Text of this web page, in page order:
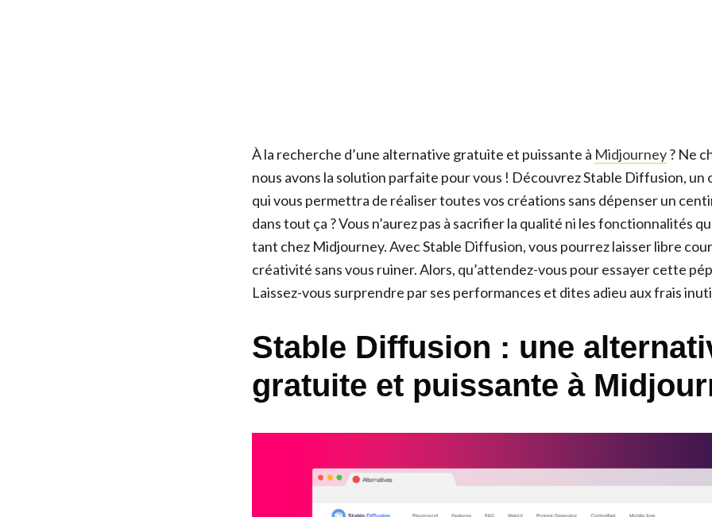
À la recherche d’une alternative gratuite et puissante à Midjourney? Ne
nous avons la solution parfaite pour vous ! Découvrez Stable Diffusion, un
qui vous permettra de réaliser toutes vos créations sans dépenser un
dans tout ça ? Vous n’aurez pas à sacrifier la qualité ni les fonctionnalités
tant chez Midjourney. Avec Stable Diffusion, vous pourrez laisser libre
créativité sans vous ruiner. Alors, qu’attendez-vous pour essayer cette
Laissez-vous surprendre par ses performances et dites adieu aux frais
Stable Diffusion : une
gratuite et puissante à